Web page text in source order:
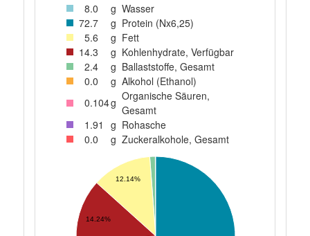
8.0 g Wasser
72.7 g Protein (Nx6,25)
5.6 g Fett
14.3 g Kohlenhydrate, Verfügbar
2.4 g Ballaststoffe, Gesamt
0.0 g Alkohol (Ethanol)
0.104g Organische Säuren,
Gesamt
1 .91 g Rohasche
0.0 g Zuckeralkohole, Gesamt
12.14%
14.24%